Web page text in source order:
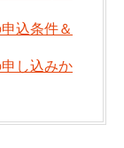
込条件＆
し込みか